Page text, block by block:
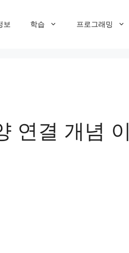
보 학습 프로그래밍
연결 개념 이